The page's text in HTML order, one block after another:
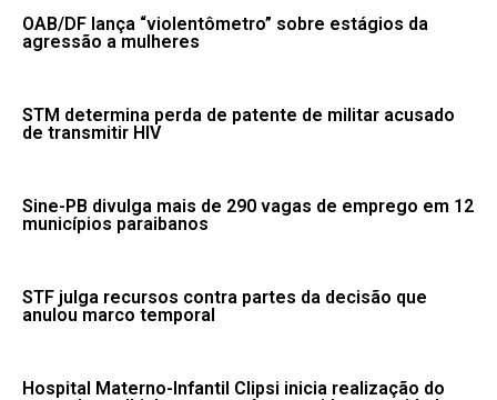
OAB/DF lança “violentômetro” sobre estágios da
agressão a mulheres
STM determina perda de patente de militar acusado
de transmitir HIV
Sine-PB divulga mais de 290 vagas de emprego em 12
municípios paraibanos
STF julga recursos contra partes da decisão que
anulou marco temporal
Hospital Materno-Infantil Clipsi inicia realização do